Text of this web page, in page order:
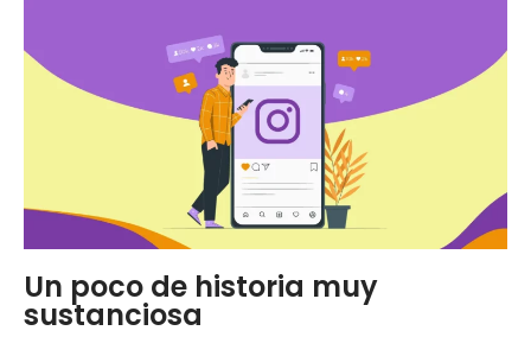
Un poco de historia muy
sustanciosa